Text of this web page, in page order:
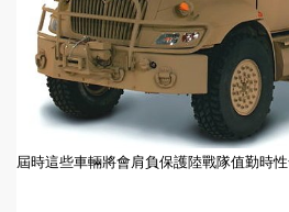
屆時這些車輛將會肩負保護陸戰隊值勤時性